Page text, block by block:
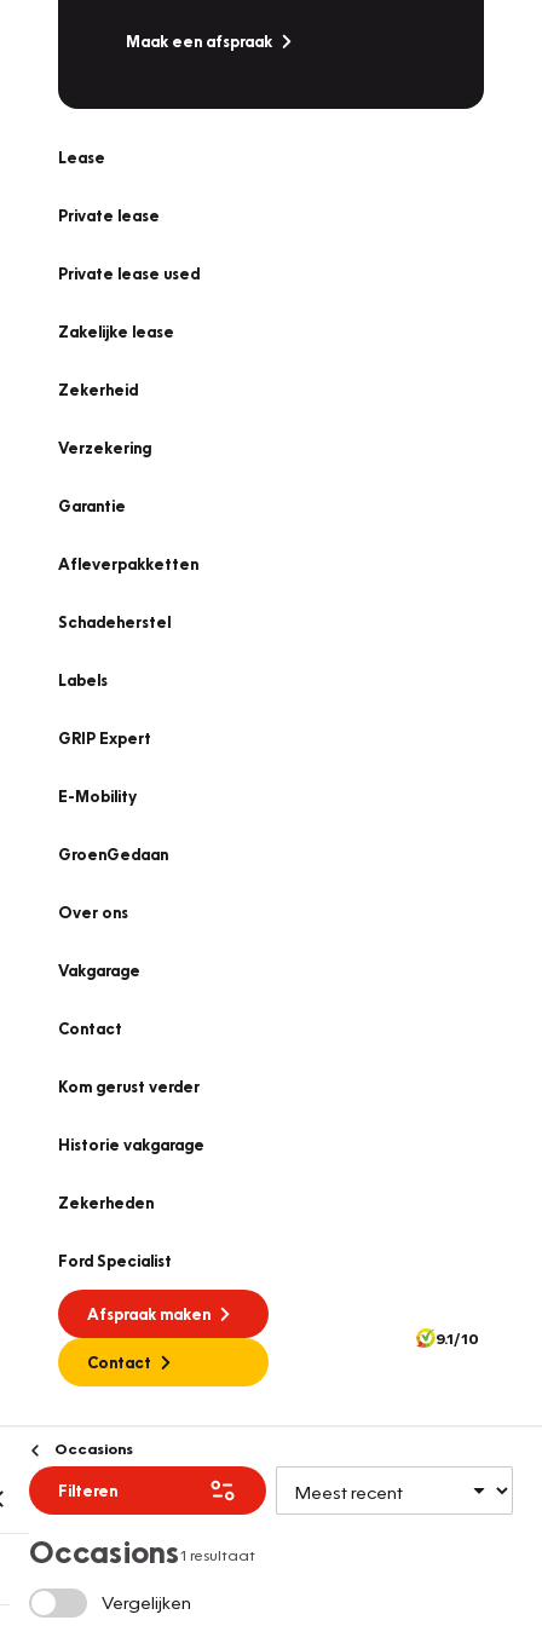
Maak een afspraak
Lease
Private lease
Private lease used
Zakelijke lease
Zekerheid
Verzekering
Garantie
Afleverpakketten
Schadeherstel
Labels
GRIP Expert
E-Mobility
GroenGedaan
Over ons
Vakgarage
Contact
Kom gerust verder
Historie vakgarage
Zekerheden
Ford Specialist
Afspraak maken
Contact
9.1/10
Occasions
Filteren
Occasions1 resultaat
Vergelijken